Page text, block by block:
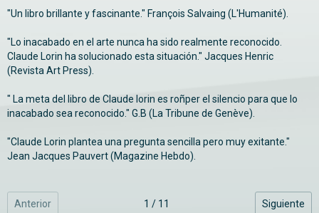
"Un libro brillante y fascinante." François Salvaing (L'Humanité).
"Lo inacabado en el arte nunca ha sido realmente reconocido.
Claude Lorin ha solucionado esta situación." Jacques Henric
(Revista Art Press).
" La meta del libro de Claude lorin es roñper el silencio para que lo
inacabado sea reconocido." G.B (La Tribune de Genève).
"Claude Lorin plantea una pregunta sencilla pero muy exitante."
Jean Jacques Pauvert (Magazine Hebdo).
Anterior 1 / 11 Siguiente